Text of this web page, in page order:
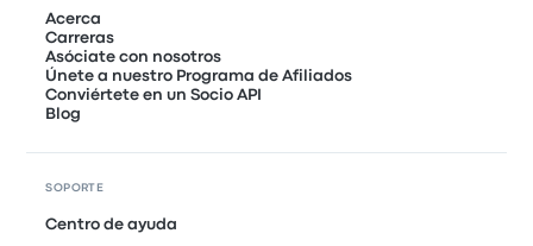
Acerca
Carreras
Asóciate con nosotros
Únete a nuestro Programa de Afiliados
Conviértete en un Socio API
Blog
SOPORTE
Centro de ayuda